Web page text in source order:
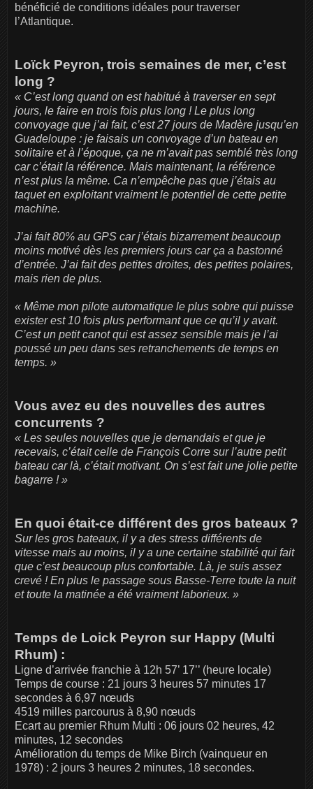
bénéficié de conditions idéales pour traverser
l’Atlantique.
Loïck Peyron, trois semaines de mer, c’est
long ?
« C’est long quand on est habitué à traverser en sept
jours, le faire en trois fois plus long ! Le plus long
convoyage que j’ai fait, c’est 27 jours de Madère jusqu’en
Guadeloupe : je faisais un convoyage d’un bateau en
solitaire et à l’époque, ça ne m’avait pas semblé très long
car c’était la référence. Mais maintenant, la référence
n’est plus la même. Ca n’empêche pas que j’étais au
taquet en exploitant vraiment le potentiel de cette petite
machine.
J’ai fait 80% au GPS car j’étais bizarrement beaucoup
moins motivé dès les premiers jours car ça a bastonné
d’entrée. J’ai fait des petites droites, des petites polaires,
mais rien de plus.
« Même mon pilote automatique le plus sobre qui puisse
exister est 10 fois plus performant que ce qu’il y avait.
C’est un petit canot qui est assez sensible mais je l’ai
poussé un peu dans ses retranchements de temps en
temps. »
Vous avez eu des nouvelles des autres
concurrents ?
« Les seules nouvelles que je demandais et que je
recevais, c’était celle de François Corre sur l’autre petit
bateau car là, c’était motivant. On s’est fait une jolie petite
bagarre ! »
En quoi était-ce différent des gros bateaux ?
Sur les gros bateaux, il y a des stress différents de
vitesse mais au moins, il y a une certaine stabilité qui fait
que c’est beaucoup plus confortable. Là, je suis assez
crevé ! En plus le passage sous Basse-Terre toute la nuit
et toute la matinée a été vraiment laborieux. »
Temps de Loick Peyron sur Happy (Multi
Rhum) :
Ligne d’arrivée franchie à 12h 57’ 17’’ (heure locale)
Temps de course : 21 jours 3 heures 57 minutes 17
secondes à 6,97 nœuds
4519 milles parcourus à 8,90 nœuds
Ecart au premier Rhum Multi : 06 jours 02 heures, 42
minutes, 12 secondes
Amélioration du temps de Mike Birch (vainqueur en
1978) : 2 jours 3 heures 2 minutes, 18 secondes.